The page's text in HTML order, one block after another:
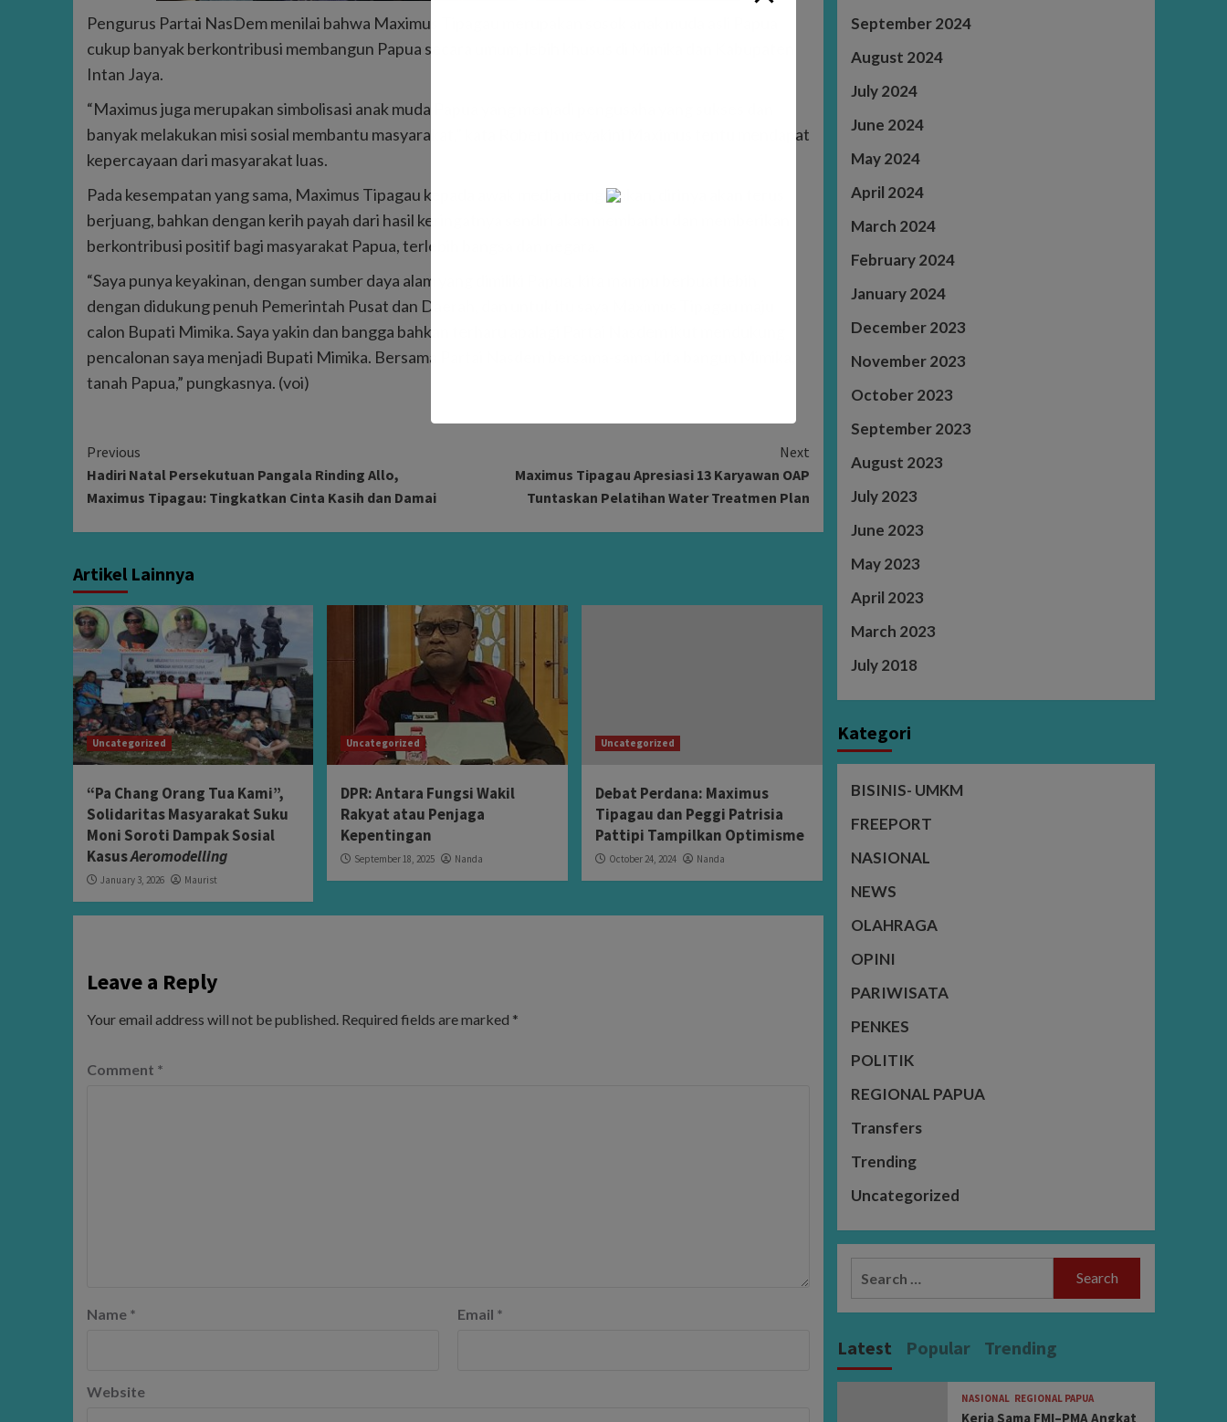
Pengurus Partai NasDem menilai bahwa Maximus Tipagau merupakan sosok anak muda asli Papua
cukup banyak berkontribusi membangun Papua secara umum, lebih khusus di Mimika dan Kabupaten
Intan Jaya.
“Maximus juga merupakan simbolisasi anak muda Papua yang menjadi pengusaha yang sukses dan
banyak melakukan misi sosial membantu masyarakat,” kata Roberth meyakini Maximus tentu mendapat
kepercayaan dari masyarakat luas.
Pada kesempatan yang sama, Maximus Tipagau kepada awak media mengatakan, dirinya akan terus
berjuang, bahkan dengan kerih payah dari hasil keringatnya sendiri akan membantu dan memberikan
berkontribusi positif bagi masyarakat Papua, terlebih bangsa dan negara.
“Saya punya keyakinan, dengan sumber daya alam yang dimiliki Papua, kita mampu berbuat lebih
dengan didukung penuh Pemerintah Pusat dan Daerah, dan untuk itu saya Maximus Tipagau maju
calon Bupati Mimika. Saya yakin dan bangga bahkan terharu apalagi Partai Nasdem ikut mendukung
pencalonan saya menjadi Bupati Mimika. Bersama Partai Nasdem bersama-sama kita bangun Mimika,
tanah Papua,” pungkasnya. (voi)
Continue
Reading
Previous
Hadiri Natal Persekutuan Pangala Rinding Allo,
Maximus Tipagau: Tingkatkan Cinta Kasih dan Damai
Next
Maximus Tipagau Apresiasi 13 Karyawan OAP
Tuntaskan Pelatihan Water Treatmen Plan
Artikel Lainnya
Uncategorized
“Pa Chang Orang Tua Kami”,
Solidaritas Masyarakat Suku
Moni Soroti Dampak Sosial
KasusAeromodelling
January 3, 2026 Maurist
Uncategorized
DPR: Antara Fungsi Wakil
Rakyat atau Penjaga
Kepentingan
September 18, 2025 Nanda
Uncategorized
Debat Perdana: Maximus
Tipagau dan Peggi Patrisia
Pattipi Tampilkan Optimisme
October 24, 2024 Nanda
Leave a Reply
Your email address will not be published. Required fields are marked *
Comment *
Name * Email *
Website
September 2024
August 2024
July 2024
June 2024
May 2024
April 2024
March 2024
February 2024
January 2024
December 2023
November 2023
October 2023
September 2023
August 2023
July 2023
June 2023
May 2023
April 2023
March 2023
July 2018
Kategori
BISINIS- UMKM
FREEPORT
NASIONAL
NEWS
OLAHRAGA
OPINI
PARIWISATA
PENKES
POLITIK
REGIONAL PAPUA
Transfers
Trending
Uncategorized
Latest Popular Trending
NASIONAL REGIONAL PAPUA
Kerja Sama FMI–PMA Angkat